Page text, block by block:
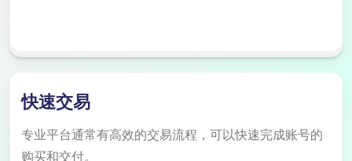
快速交易
专业平台通常有高效的交易流程，可以快速完成账号的
购买和交付。